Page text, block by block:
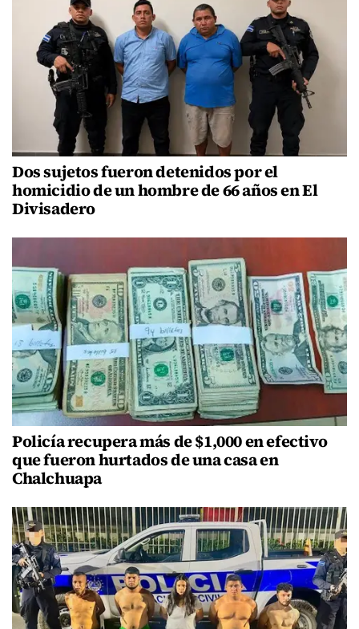
Dos sujetos fueron detenidos por el
homicidio de un hombre de 66 años en El
Divisadero
Policía recupera más de $1,000 en efectivo
que fueron hurtados de una casa en
Chalchuapa